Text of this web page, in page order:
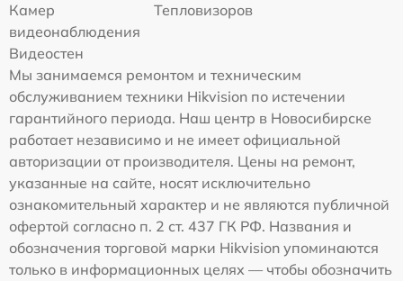
Камер
видеонаблюдения
Тепловизоров
Видеостен
Мы занимаемся ремонтом и техническим
обслуживанием техники Hikvision по истечении
гарантийного периода. Наш центр в Новосибирске
работает независимо и не имеет официальной
авторизации от производителя. Цены на ремонт,
указанные на сайте, носят исключительно
ознакомительный характер и не являются публичной
офертой согласно п. 2 ст. 437 ГК РФ. Названия и
обозначения торговой марки Hikvision упоминаются
только в информационных целях — чтобы обозначить